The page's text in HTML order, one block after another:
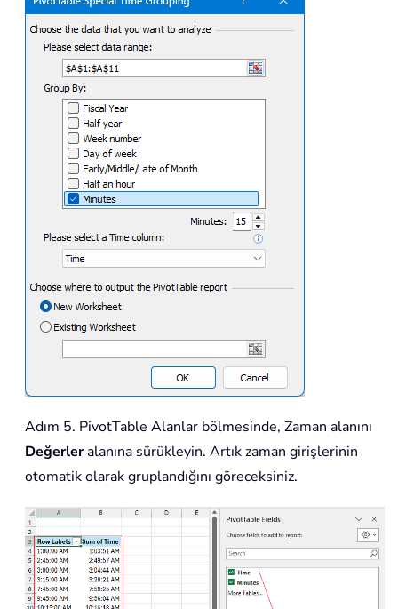
Adım 5. PivotTable Alanlar bölmesinde, Zaman alanını
Değerleralanına sürükleyin. Artık zaman girişlerinin
otomatik olarak gruplandığını göreceksiniz.